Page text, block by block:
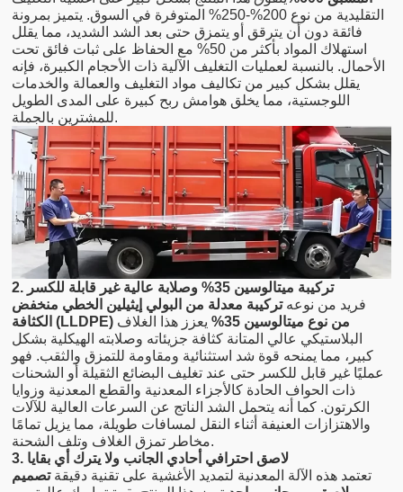
التقليدية من نوع 200%-250% المتوفرة في السوق. يتميز بمرونة
فائقة دون أن يترقق أو يتمزق حتى بعد الشد الشديد، مما يقلل
استهلاك المواد بأكثر من 50% مع الحفاظ على ثبات فائق تحت
الأحمال. بالنسبة لعمليات التغليف الآلية ذات الأحجام الكبيرة، فإنه
يقلل بشكل كبير من تكاليف مواد التغليف والعمالة والخدمات
اللوجستية، مما يخلق هوامش ربح كبيرة على المدى الطويل
للمشترين بالجملة.
2. تركيبة ميتالوسين 35% وصلابة عالية غير قابلة للكسر
فريد من نوعهتركيبة معدلة من البولي إيثيلين الخطي منخفض
الكثافة (LLDPE) من نوع ميتالوسين 35%
يعزز هذا الغلاف
البلاستيكي عالي المتانة كثافة جزيئاته وصلابته الهيكلية بشكل
كبير، مما يمنحه قوة شد استثنائية ومقاومة للتمزق والثقب. فهو
عمليًا غير قابل للكسر حتى عند تغليف البضائع الثقيلة أو الشحنات
ذات الحواف الحادة كالأجزاء المعدنية والقطع المعدنية وزوايا
الكرتون. كما أنه يتحمل الشد الناتج عن السرعات العالية للآلات
والاهتزازات العنيفة أثناء النقل لمسافات طويلة، مما يزيل تمامًا
مخاطر تمزق الغلاف وتلف الشحنة.
3. لاصق احترافي أحادي الجانب ولا يترك أي بقايا
تعتمد هذه الآلة المعدنية لتمديد الأغشية على تقنية دقيقةتصميم